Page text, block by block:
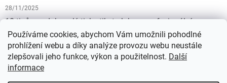
Používáme cookies, abychom Vám umožnili pohodlné
prohlížení webu a díky analýze provozu webu neustále
zlepšovali jeho funkce, výkon a použitelnost. Další
informace
28/11/2025
10 tipů pro dokonalý tisk etiket: Jak na profesionální
výsledek bez starostí
19/07/2025